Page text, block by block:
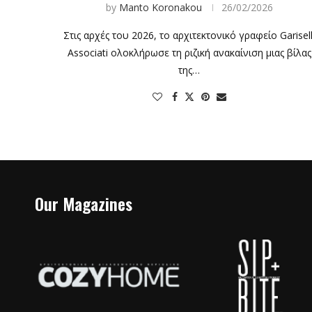
by Manto Koronakou 26/02/2026
Στις αρχές του 2026, το αρχιτεκτονικό γραφείο
Associati ολοκλήρωσε τη ριζική ανακαίνιση μιας βίλας
της…
Our Magazines